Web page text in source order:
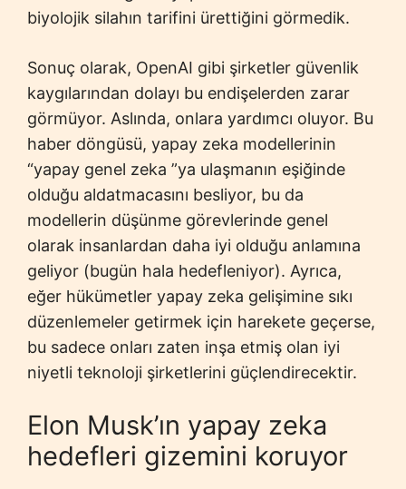
biyolojik silahın tarifini ürettiğini görmedik.
Sonuç olarak, OpenAI gibi şirketler güvenlik
kaygılarından dolayı bu endişelerden zarar
görmüyor. Aslında, onlara yardımcı oluyor. Bu
haber döngüsü, yapay zeka modellerinin
“yapay genel zeka ”ya ulaşmanın eşiğinde
olduğu aldatmacasını besliyor, bu da
modellerin düşünme görevlerinde genel
olarak insanlardan daha iyi olduğu anlamına
geliyor (bugün hala hedefleniyor). Ayrıca,
eğer hükümetler yapay zeka gelişimine sıkı
düzenlemeler getirmek için harekete geçerse,
bu sadece onları zaten inşa etmiş olan iyi
niyetli teknoloji şirketlerini güçlendirecektir.
Elon Musk’ın yapay zeka
hedefleri gizemini koruyor